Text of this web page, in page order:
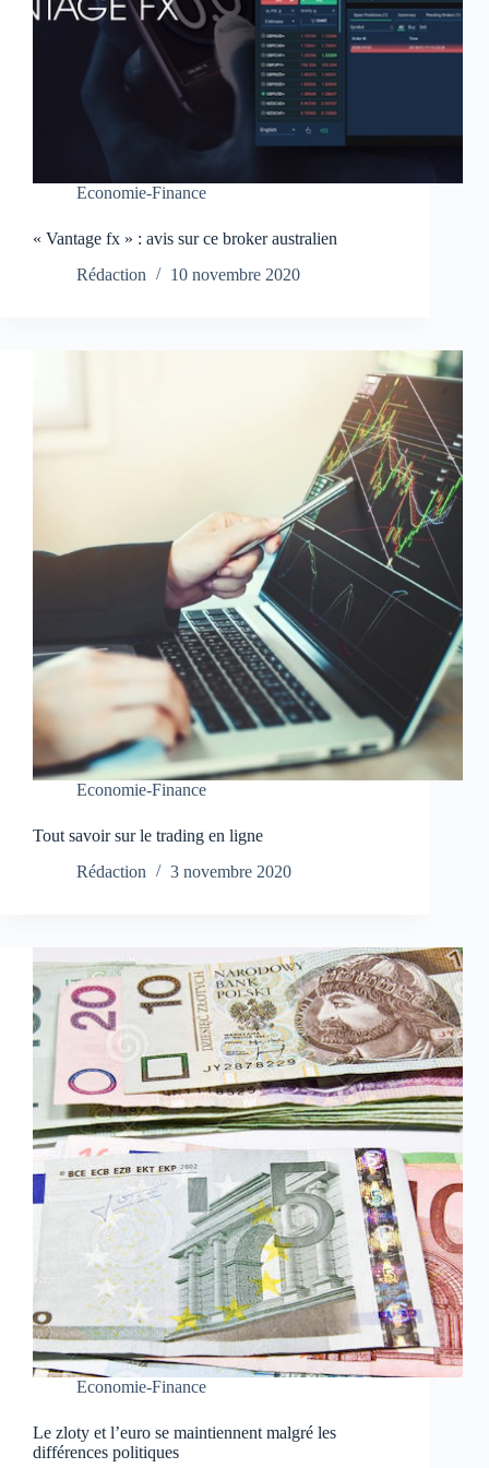
Economie-Finance
« Vantage fx » : avis sur ce broker australien
Rédaction
10 novembre 2020
Economie-Finance
Tout savoir sur le trading en ligne
Rédaction
3 novembre 2020
Economie-Finance
Le zloty et l’euro se maintiennent malgré les
différences politiques